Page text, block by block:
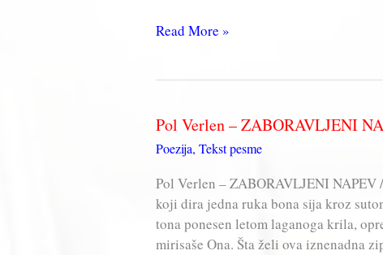
Pol
Read More »
Pol Verlen – ZABORAVLJENI
Poezija, Tekst pesme
Pol Verlen – ZABORAVLJENI
koji dira jedna ruka bona sija kroz
tona ponesen letom laganoga krila,
mirisaše Ona. Šta želi ova iznenadna